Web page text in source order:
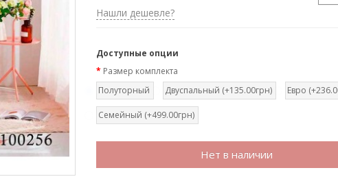
Нашли дешевле?
Доступные опции
Размер комплекта
Полуторный
Двуспальный (+135.00грн) Евро
Семейный (+499.00грн)
Нет в наличии